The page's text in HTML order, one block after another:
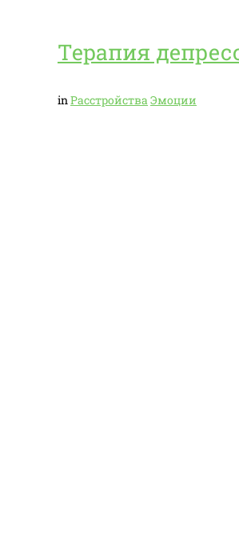
Терапия
inРасстройстваЭмоции